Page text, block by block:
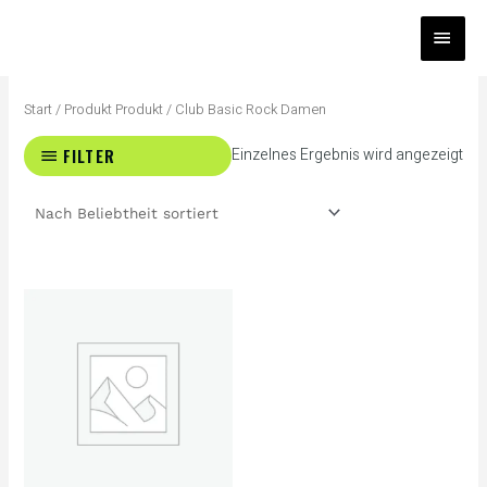
Start/ Produkt Produkt / Club Basic Rock Damen
FILTER Einzelnes Ergebnis wird angezeigt